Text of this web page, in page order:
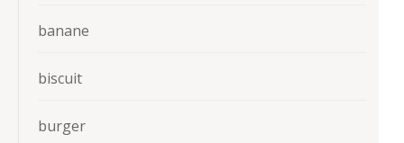
banane
biscuit
burger